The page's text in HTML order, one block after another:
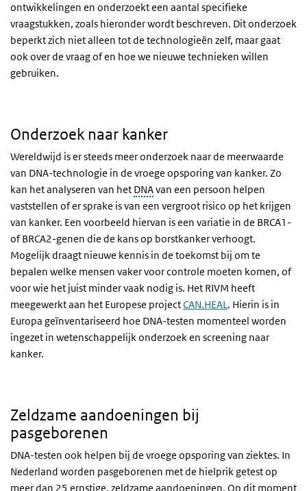
ontwikkelingen en onderzoekt een aantal specifieke
vraagstukken, zoals hieronder wordt beschreven. Dit onderzoek
beperkt zich niet alleen tot de technologieën zelf, maar gaat
ook over de vraag of en hoe we nieuwe technieken willen
gebruiken.
Onderzoek naar kanker
Wereldwijd is er steeds meer onderzoek naar de meerwaarde
van DNA-technologie in de vroege opsporing van kanker. Zo
kan het analyseren van het DNAvan een persoon helpen
vaststellen of er sprake is van een vergroot risico op het krijgen
van kanker. Een voorbeeld hiervan is een variatie in de BRCA1-
of BRCA2-genen die de kans op borstkanker verhoogt.
Mogelijk draagt nieuwe kennis in de toekomst bij om te
bepalen welke mensen vaker voor controle moeten komen, of
voor wie het juist minder vaak nodig is. Het RIVM heeft
meegewerkt aan het Europese projectCAN.HEAL. Hierin is in
Europa geïnventariseerd hoe DNA-testen momenteel worden
ingezet in wetenschappelijk onderzoek en screening naar
kanker.
Zeldzame aandoeningen bij
pasgeborenen
DNA-testen ook helpen bij de vroege opsporing van ziektes. In
Nederland worden pasgeborenen met de hielprik getest op
meer dan 25 ernstige, zeldzame aandoeningen. Op dit moment